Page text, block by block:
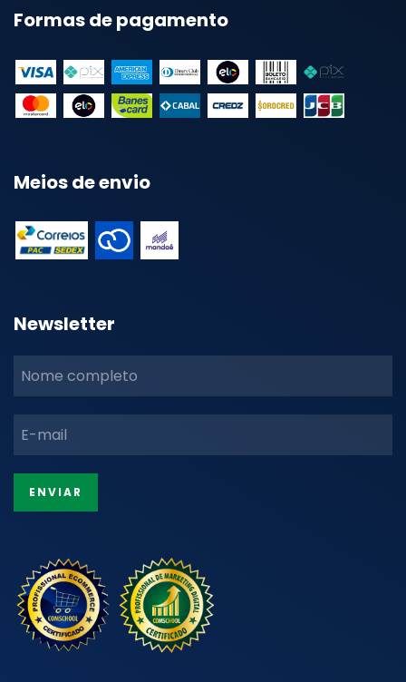
Formas de pagamento
Meios de envio
Newsletter